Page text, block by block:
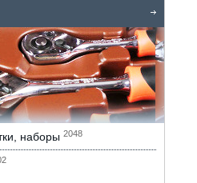
наборы 2048